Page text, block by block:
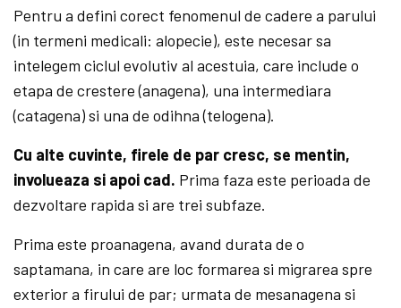
Pentru a defini corect fenomenul de cadere a parului
(in termeni medicali: alopecie), este necesar sa
intelegem ciclul evolutiv al acestuia, care include o
etapa de crestere (anagena), una intermediara
(catagena) si una de odihna (telogena).
Cu alte cuvinte, firele de par cresc, se mentin,
involueaza si apoi cad. Prima faza este perioada de
dezvoltare rapida si are trei subfaze.
Prima este proanagena, avand durata de o
saptamana, in care are loc formarea si migrarea spre
exterior a firului de par; urmata de mesanagena si